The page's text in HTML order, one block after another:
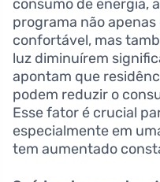
consumo de energia,
programa não
confortável, mas
luz diminuírem
apontam que
podem reduzir o
Esse fator é crucial
especialmente em
tem aumentado